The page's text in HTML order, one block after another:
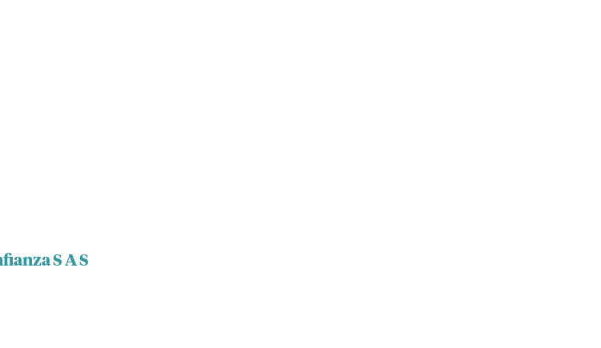
S A S